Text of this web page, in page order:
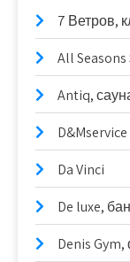
7 Ветров,
All Seasons
Antiq,
D&Mservice
Da Vinci
De luxe,
Denis